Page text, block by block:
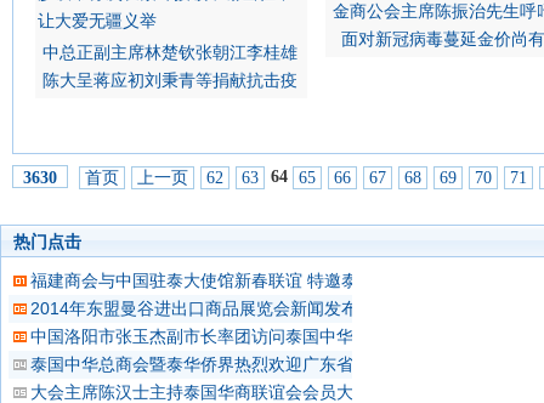
中总正副主席林楚钦张朝江李桂雄
陈大呈蒋应初刘秉青等捐献抗击疫
金商公会主席陈振治先生呼
面对新冠病毒蔓延金价尚
3630 首页 上一页 62 63 64 65 66 67 68 69 70 71
热门点击
福建商会与中国驻泰大使馆新春联谊 特邀泰国移民局长官出席
2014年东盟曼谷进出口商品展览会新闻发布会在曼谷举行
中国洛阳市张玉杰副市长率团访问泰国中华总商会 受到主席林楚钦
泰国中华总商会暨泰华侨界热烈欢迎广东省政府代表团莅泰访问 林
大会主席陈汉士主持泰国华商联谊会会员大会改选 吴好如功成让贤